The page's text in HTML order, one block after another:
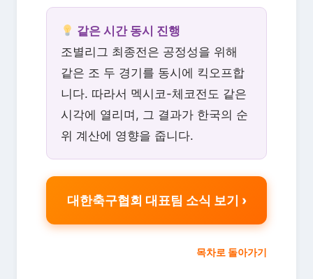
같은 시간 동시 진행
조별리그 최종전은 공정성을 위해
같은 조 두 경기를 동시에 킥오프합
니다. 따라서 멕시코-체코전도 같은
시각에 열리며, 그 결과가 한국의 순
위 계산에 영향을 줍니다.
대한축구협회 대표팀 소식 보기
목차로 돌아가기